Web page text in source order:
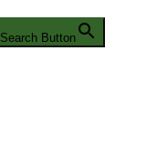
Search Button